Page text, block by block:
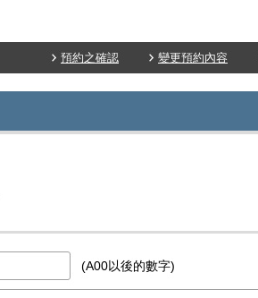
預約之確認 變更預約內容
(A00以後的數字)